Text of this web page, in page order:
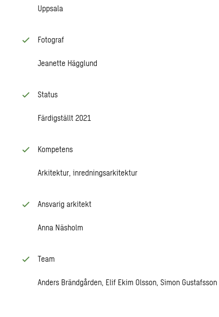
Uppsala
Fotograf
Jeanette Hägglund
Status
Färdigställt 2021
Kompetens
Arkitektur, inredningsarkitektur
Ansvarig arkitekt
Anna Näsholm
Team
Anders Brändgården, Elif Ekim Olsson, Simon Gustafsson